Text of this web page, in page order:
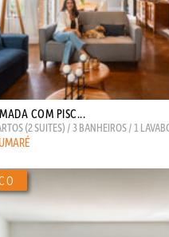
COM PISC...
(2 SUITES) / 3 BANHEIROS / 1